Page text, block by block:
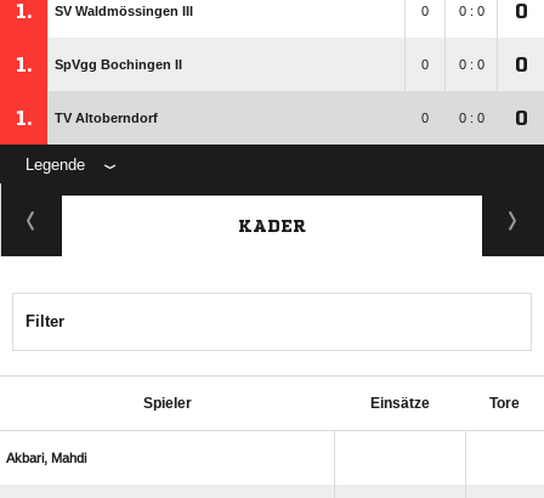
1. SV Waldmössingen III 0 0 : 0 0
1. SpVgg Bochingen II 0 0 : 0 0
1. TV Altoberndorf 0 0 : 0 0
Legende
KADER
Filter
Spieler Einsätze Tore
 